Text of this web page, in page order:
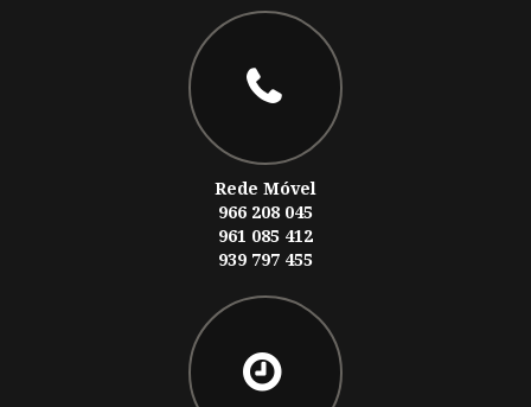
Rede Móvel
966 208 045
961 085 412
939 797 455